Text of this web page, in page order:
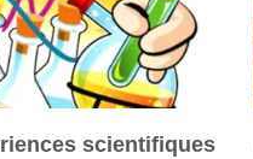
scientifiques